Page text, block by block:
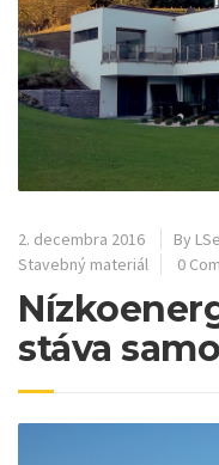
2. decembra 2016 By
Stavebný materiál
0
stáva